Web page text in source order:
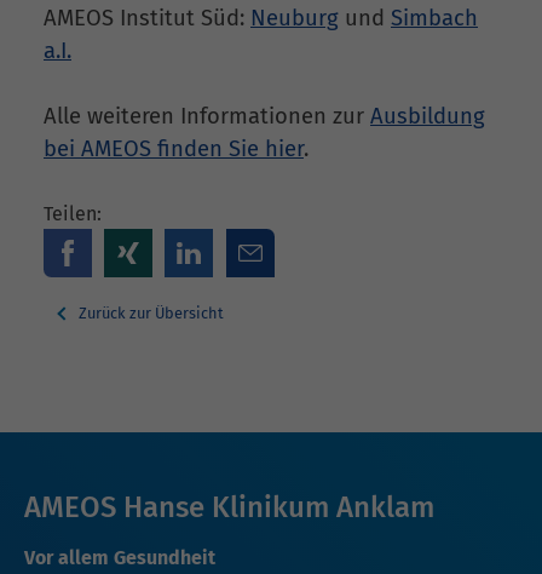
AMEOS Institut Süd: Neuburg und Simbach
a.I.
Alle weiteren Informationen zur Ausbildung
bei AMEOS finden Sie hier.
Teilen:
Zurück zur Übersicht
AMEOS Hanse Klinikum Anklam
Vor allem Gesundheit